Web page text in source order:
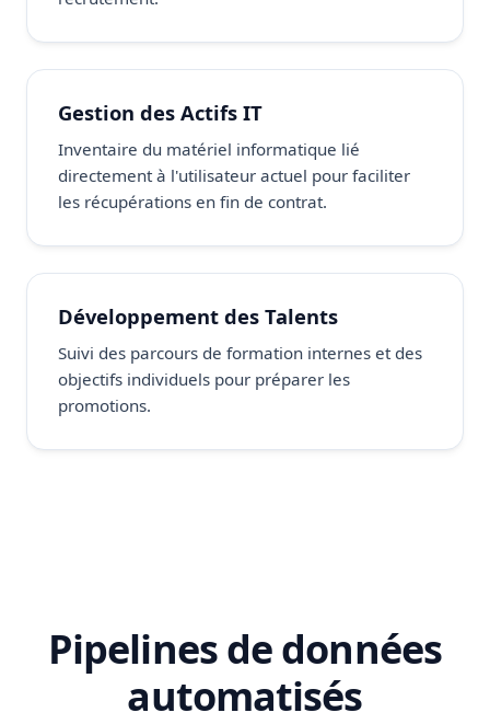
Gestion des Actifs IT
Inventaire du matériel informatique lié
directement à l'utilisateur actuel pour faciliter
les récupérations en fin de contrat.
Développement des Talents
Suivi des parcours de formation internes et des
objectifs individuels pour préparer les
promotions.
Pipelines de données
automatisés